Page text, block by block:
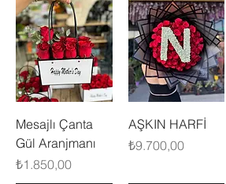
Mesajlı Çanta
Gül Aranjmanı
Fiyat
₺1.850,00
AŞKIN HARFİ
Fiyat
₺9.700,00